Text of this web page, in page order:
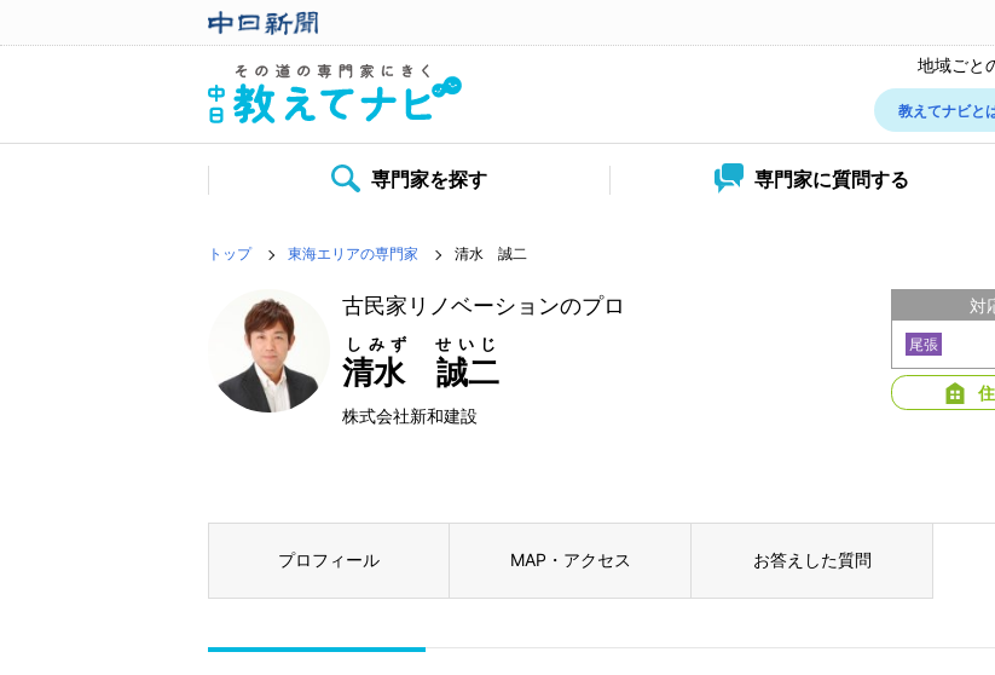
地域ごと
教えてナビと
専門家を探す 専門家に質問する
トップ 東海エリアの専門家 清水 誠二
古民家リノベーションのプロ
清水 誠二
しみず せいじ
株式会社新和建設
対
尾張
プロフィール MAP・アクセス お答えした質問